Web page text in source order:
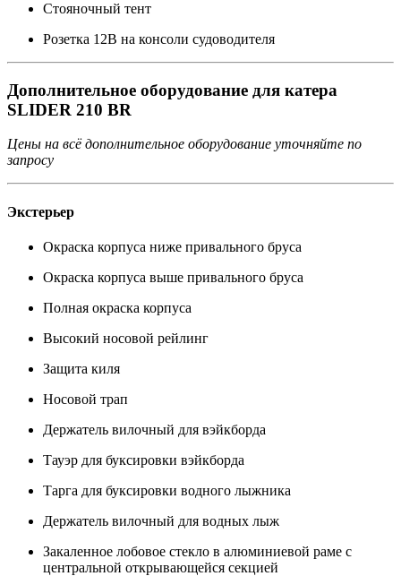
Стояночный тент
Розетка 12В на консоли судоводителя
Дополнительное оборудование для катера
SLIDER 210 BR
Цены на всё дополнительное оборудование уточняйте по
запросу
Экстерьер
Окраска корпуса ниже привального бруса
Окраска корпуса выше привального бруса
Полная окраска корпуса
Высокий носовой рейлинг
Защита киля
Носовой трап
Держатель вилочный для вэйкборда
Тауэр для буксировки вэйкборда
Тарга для буксировки водного лыжника
Держатель вилочный для водных лыж
Закаленное лобовое стекло в алюминиевой раме с
центральной открывающейся секцией